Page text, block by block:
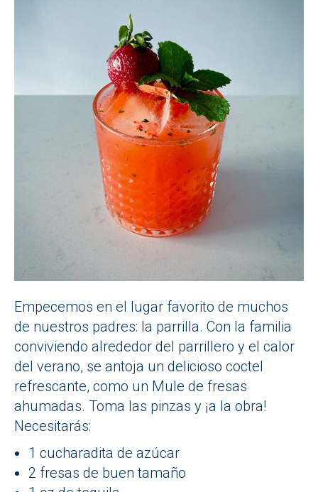
Empecemos en el lugar favorito de muchos
de nuestros padres: la parrilla. Con la familia
conviviendo alrededor del parrillero y el calor
del verano, se antoja un delicioso coctel
refrescante, como un Mule de fresas
ahumadas. Toma las pinzas y ¡a la obra!
Necesitarás:
1 cucharadita de azúcar
2 fresas de buen tamaño